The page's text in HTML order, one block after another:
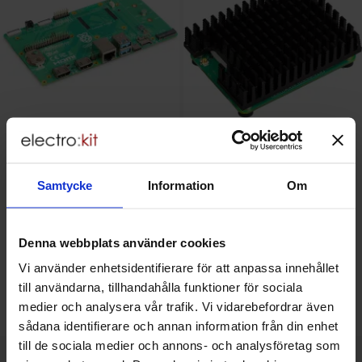
Samtycke Information Om
Denna webbplats använder cookies
Vi använder enhetsidentifierare för att anpassa innehållet
till användarna, tillhandahålla funktioner för sociala
medier och analysera vår trafik. Vi vidarebefordrar även
sådana identifierare och annan information från din enhet
till de sociala medier och annons- och analysföretag som
IO Board
Raspberry Pi - SC1967
Art. nr
41023460
Lagervara, 4 st
Inklusive 25% moms
Enhet:
st
Köp
Passiv kylare
Raspberry Pi - SC1752
Art. nr
41023462
Lagervara, 30 st
Enhet:
st
Köp